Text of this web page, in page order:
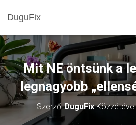
DuguFix
Mit NE öntsünk a
legnagyobb
Szerző:DuguFix